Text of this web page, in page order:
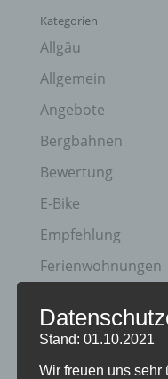
Kategorien
Allgäu
Allgemein
Angebote
Bergbahnen
Bewertung
E-Bike
Empfehlung
Ferienwohnungen
Gäste
Stand: 01.10.2021
Wir freuen uns sehr